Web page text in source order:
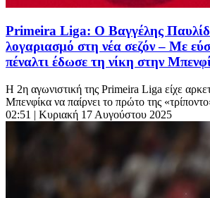
Primeira Liga: Ο Βαγγέλης
λογαριασμό στη νέα σεζόν – Με
πέναλτι έδωσε τη νίκη στην
Η 2η αγωνιστική της Primeira Liga είχε
Μπενφίκα να παίρνει το πρώτο της
02:51 | Κυριακή 17 Αυγούστου 2025